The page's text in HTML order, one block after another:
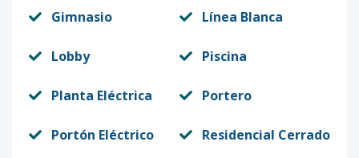
Gimnasio Línea Blanca
Lobby Piscina
Planta Eléctrica Portero
Portón Eléctrico Residencial Cerrado